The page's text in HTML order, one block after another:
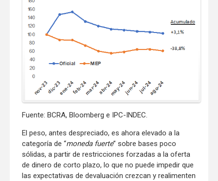
Fuente: BCRA, Bloomberg e IPC-INDEC.
El peso, antes despreciado, es ahora elevado a la
categoría de “moneda fuerte” sobre bases poco
sólidas, a partir de restricciones forzadas a la oferta
de dinero de corto plazo, lo que no puede impedir que
las expectativas de devaluación crezcan y realimenten